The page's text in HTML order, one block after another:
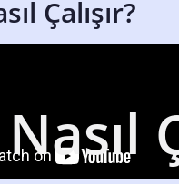
Çalışır?
Nasıl